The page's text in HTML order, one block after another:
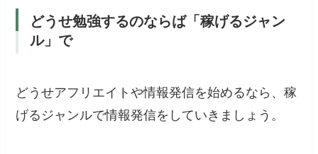
どうせ勉強するのならば「稼げるジャン
ル」で
どうせアフリエイトや情報発信を始めるなら、稼
げるジャンルで情報発信をしていきましょう。